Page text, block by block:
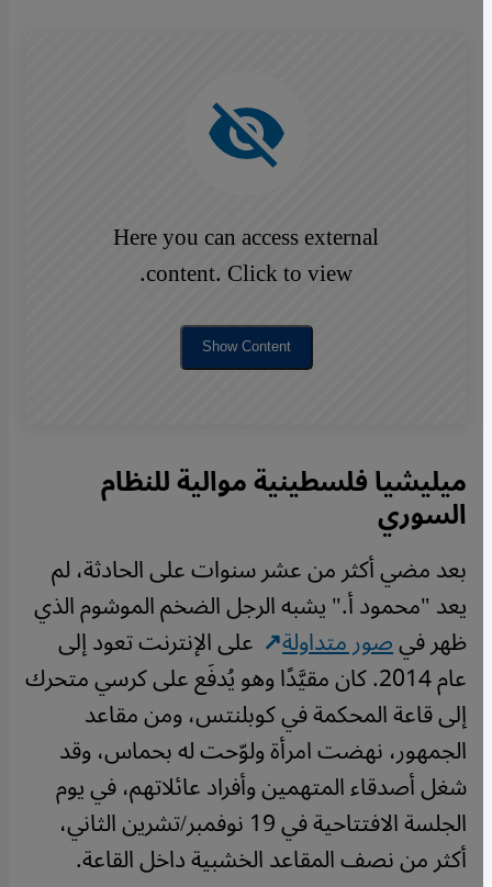
Here you can access external
content. Click to view.
Show Content
ميليشيا فلسطينية موالية للنظام
السوري
بعد مضي أكثر من عشر سنوات على الحادثة، لم
يعد "محمود أ." يشبه الرجل الضخم الموشوم الذي
ظهر فيصور متداولة على الإنترنت تعود إلى
عام 2014. كان مقيَّدًا وهو يُدفَع على كرسي متحرك
إلى قاعة المحكمة في كوبلنتس، ومن مقاعد
الجمهور، نهضت امرأة ولوّحت له بحماس، وقد
شغل أصدقاء المتهمين وأفراد عائلاتهم، في يوم
الجلسة الافتتاحية في 19 نوفمبر/تشرين الثاني،
أكثر من نصف المقاعد الخشبية داخل القاعة.